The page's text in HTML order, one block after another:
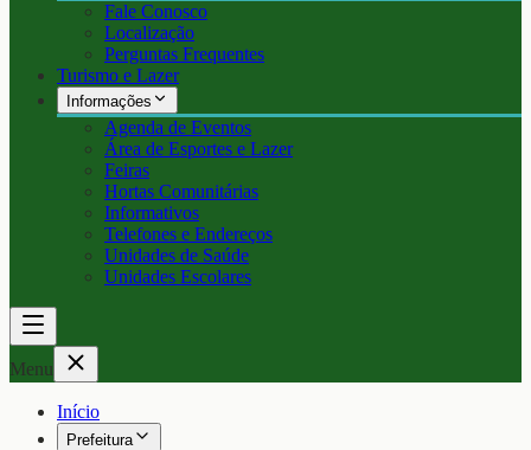
Fale Conosco
Localização
Perguntas Frequentes
Turismo e Lazer
Informações
Agenda de Eventos
Área de Esportes e Lazer
Feiras
Hortas Comunitárias
Informativos
Telefones e Endereços
Unidades de Saúde
Unidades Escolares
Menu
Início
Prefeitura